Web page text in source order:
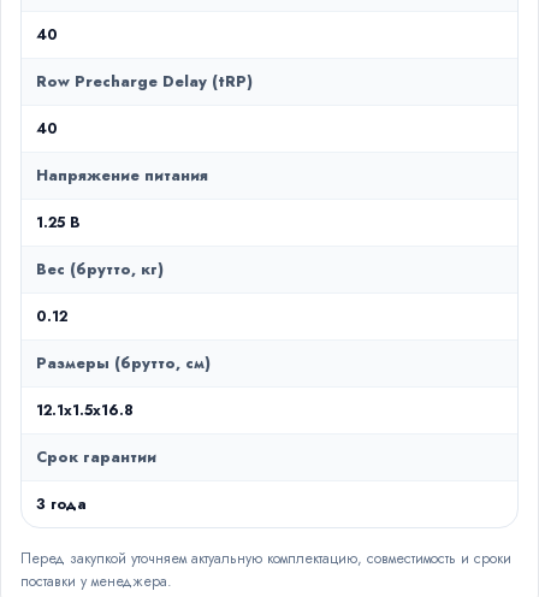
40
Row Precharge Delay (tRP)
40
Напряжение питания
1.25 В
Вес (брутто, кг)
0.12
Размеры (брутто, см)
12.1x1.5x16.8
Срок гарантии
3 года
Перед закупкой уточняем актуальную комплектацию, совместимость и сроки
поставки у менеджера.